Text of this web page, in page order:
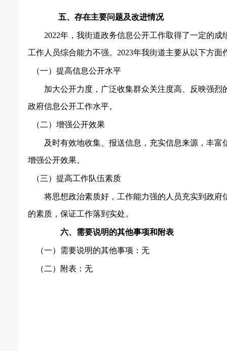
五、存在主要问题及改进情况
2022年，我街道政务信息公开工作取得了一定的
工作人员综合能力不强。2023年我街道主要从以下方面
（一）提高信息公开水平
加大公开力度，广泛收集群众关注度高、反映强
政府信息公开工作水平。
（二）增强公开效果
及时有效地收集、报送信息，充实信息来源，丰
增强公开效果。
（三）提高工作队伍素质
将思想政治素质好，工作能力强的人员充实到政
的素质，保证工作落到实处。
六、需要说明的其他事项和附表
（一）需要说明的其他事项：无
（二）附表：无